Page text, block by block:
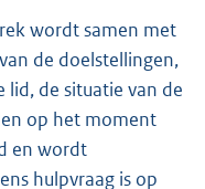
wordt samen met
de doelstellingen,
de situatie van de
op het moment
en wordt
hulpvraag is op